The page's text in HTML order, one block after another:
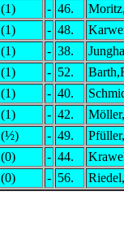
(1) - 46.
(1) - 48.
(1) - 38.
(1) - 52.
(1) - 40.
(1) - 42.
(½) - 49.
(0) - 44.
(0) - 56.